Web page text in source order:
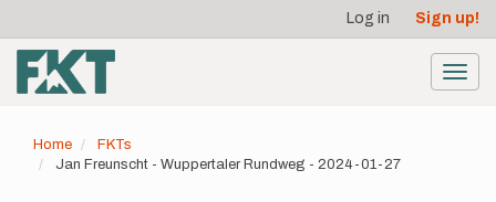
main
content
account
menu
Log in Sign up!
Home
FKTs
Jan Freunscht - Wuppertaler Rundweg - 2024-01-27